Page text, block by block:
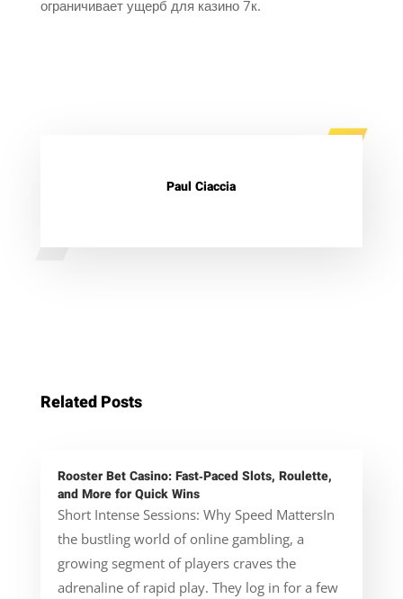
ограничивает ущерб для казино 7к.
Paul Ciaccia
Related Posts
Rooster Bet Casino: Fast‑Paced Slots, Roulette,
and More for Quick Wins
Short Intense Sessions: Why Speed MattersIn
the bustling world of online gambling, a
growing segment of players craves the
adrenaline of rapid play. They log in for a few